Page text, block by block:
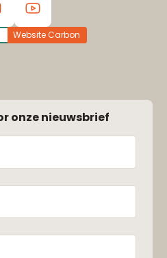
Website Carbon
onze nieuwsbrief